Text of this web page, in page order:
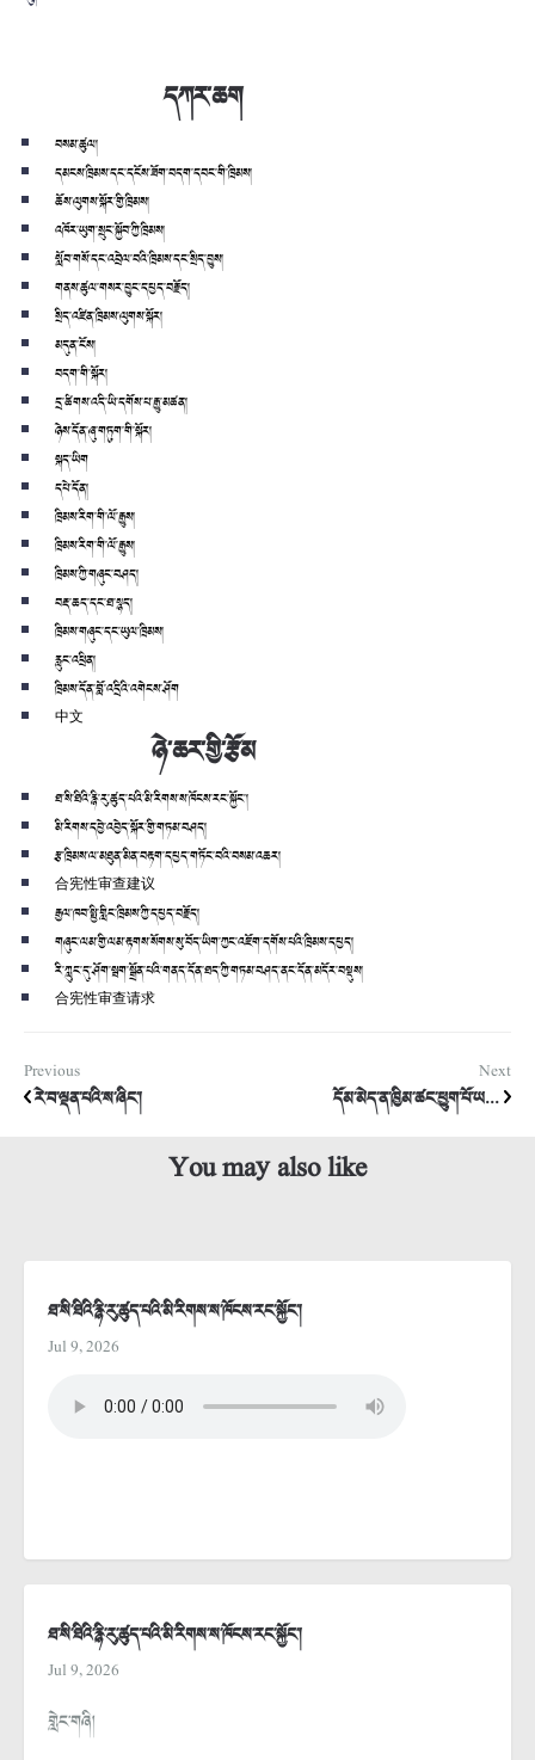
དཀར་ཆག
བསམ་ཚུལ།
དམངས་ཁྲིམས་དང་དངོས་ཟོག་བདག་དབང་གི་ཁྲིམས།
ཆོས་ལུགས་སྐོར་གྱི་ཁྲིམས།
འཁོར་ཡུག་སྲུང་སྐྱོབ་ཀྱི་ཁྲིམས།
སློབ་གསོ་དང་འབྲེལ་བའི་ཁྲིམས་དང་སྲིད་བྱུས།
གནས་ཚུལ་གསར་བྱུང་དཔྱད་བརྗོད།
སྲིད་འཛིན་ཁྲིམས་ལུགས་སྐོར།
མདུན་ངོས།
བདག་གི་སྐོར།
དྲ་ཚིགས་འདི་ཡི་དགོས་པ་རྒྱུ་མཚན།
ཉེས་དོན་ཞུ་གཏུག་གི་སྐོར།
སྐད་ཡིག
དཔེ་དོན།
ཁྲིམས་རིག་གི་ལོ་རྒྱུས།
ཁྲིམས་རིག་གི་ལོ་རྒྱུས།
ཁྲིམས་ཀྱི་གཞུང་བཤད།
བརྡ་ཆད་དང་ཐ་སྙད།
ཁྲིམས་གཞུང་དང་ཡུལ་ཁྲིམས།
རླུང་འཕྲིན།
ཁྲིམས་དོན་བློ་འདྲིའི་འགེངས་ཤོག
中文
ཉེ་ཆར་གྱི་རྩོམ
ཐ་སི་ཐིའི་རྙི་རུ་ཚུད་པའི་མི་རིགས་ས་ཁོངས་རང་སྐྱོང་།
མི་རིགས་དབྱེ་འབྱེད་སྐོར་གྱི་གཏམ་བཤད།
རྩ་ཁྲིམས་ལ་མཐུན་མིན་བརྟག་དཔྱད་གཏོང་བའི་བསམ་འཆར།
合宪性审查建议
རྒྱལ་ཁབ་སྤྱི་གླིང་ཁྲིམས་ཀྱི་དཔྱད་བརྗོད།
གཞུང་ལམ་གྱི་ལམ་རྟགས་སོགས་སུ་བོད་ཡིག་ཀྱང་འཇོག་དགོས་པའི་ཁྲིམས་དཔྱད།
རི་ཀླུང་དུ་ཤོག་སྦག་སྒྲོན་པའི་གནད་དོན་ཐད་ཀྱི་གཏམ་བཤད་ནང་དོན་མདོར་བསྡུས།
合宪性审查请求
Previous
རེ་བ་ལྡན་པའི་ས་ཞིང་།
Next
དོམ་མེད་ན་ཁྱིམ་ཚང་ཕྱུག་པོ་ཡ...
You may also like
ཐ་སི་ཐིའི་རྙི་རུ་ཚུད་པའི་མི་རིགས་ས་ཁོངས་རང་སྐྱོང་།
Jul 9, 2026
ཐ་སི་ཐིའི་རྙི་རུ་ཚུད་པའི་མི་རིགས་ས་ཁོངས་རང་སྐྱོང་།
Jul 9, 2026
གླེང་གཞི།